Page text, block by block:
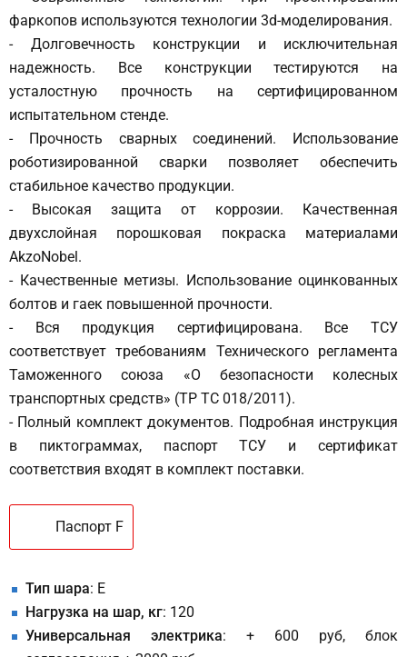
фаркопов используются технологии 3d-моделирования.
- Долговечность конструкции и исключительная
надежность. Все конструкции тестируются на
усталостную прочность на сертифицированном
испытательном стенде.
- Прочность сварных соединений. Использование
роботизированной сварки позволяет обеспечить
стабильное качество продукции.
- Высокая защита от коррозии. Качественная
двухслойная порошковая покраска материалами
AkzoNobel.
- Качественные метизы. Использование оцинкованных
болтов и гаек повышенной прочности.
- Вся продукция сертифицирована. Все ТСУ
соответствует требованиям Технического регламента
Таможенного союза «О безопасности колесных
транспортных средств» (ТР ТС 018/2011).
- Полный комплект документов. Подробная инструкция
в пиктограммах, паспорт ТСУ и сертификат
соответствия входят в комплект поставки.
Паспорт F
Тип шара: E
Нагрузка на шар, кг: 120
Универсальная электрика: + 600 руб, блок